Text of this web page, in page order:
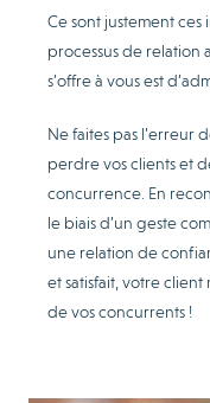
Ce sont justement
processus de relation
s’offre à vous est
Ne faites pas l’erreur
perdre vos clients et
concurrence. En
le biais d’un geste
une relation de
et satisfait, votre
de vos concurrents !